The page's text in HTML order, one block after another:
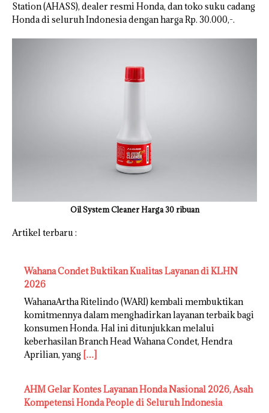
Station (AHASS), dealer resmi Honda, dan toko suku cadang
Honda di seluruh Indonesia dengan harga Rp. 30.000,-.
Oil System Cleaner Harga 30 ribuan
Artikel terbaru :
Wahana Condet Buktikan Kualitas Layanan di KLHN
2026
WahanaArtha Ritelindo (WARI) kembali membuktikan
komitmennya dalam menghadirkan layanan terbaik bagi
konsumen Honda. Hal ini ditunjukkan melalui
keberhasilan Branch Head Wahana Condet, Hendra
Aprilian, yang […]
AHM Gelar Kontes Layanan Honda Nasional 2026, Asah
Kompetensi Honda People di Seluruh Indonesia